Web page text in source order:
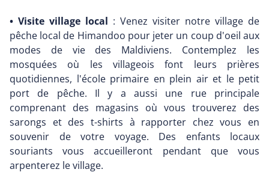
• Visite village local : Venez visiter notre village de
pêche local de Himandoo pour jeter un coup d'oeil aux
modes de vie des Maldiviens. Contemplez les
mosquées où les villageois font leurs prières
quotidiennes, l'école primaire en plein air et le petit
port de pêche. Il y a aussi une rue principale
comprenant des magasins où vous trouverez des
sarongs et des t-shirts à rapporter chez vous en
souvenir de votre voyage. Des enfants locaux
souriants vous accueilleront pendant que vous
arpenterez le village.